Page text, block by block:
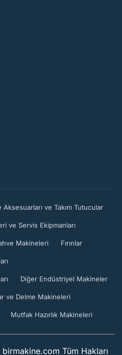
Aksesuarları ve Takım Tutucular
ve Servis Ekipmanları
Makineleri Fırınlar
Diğer Endüstriyel Makineler
ve Delme Makineleri
Mutfak Hazırlık Makineleri
Tüm Hakları